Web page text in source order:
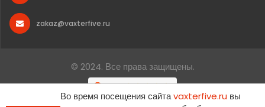
zakaz@vaxterfive.ru
© 2024. Все права защищены.
Во время посещения сайтаvaxterfive.ru вы